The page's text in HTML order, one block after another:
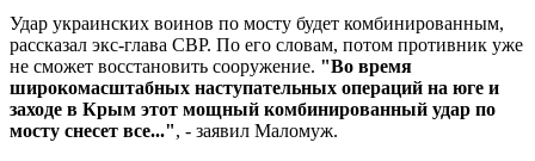
Удар украинских воинов по мосту будет комбинированным,
рассказал экс-глава СВР. По его словам, потом противник уже
не сможет восстановить сооружение. "Во время
широкомасштабных наступательных операций на юге и
заходе в Крым этот мощный комбинированный удар по
мосту снесет все...", - заявил Маломуж.